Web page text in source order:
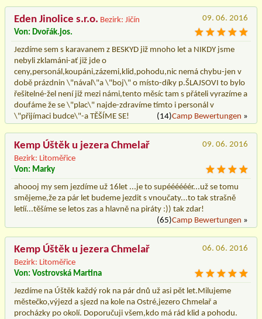
Eden Jinolice s.r.o. Bezirk: Jičín
09. 06. 2016
Von: Dvořák.jos.
Jezdíme sem s karavanem z BESKYD již mnoho let a NIKDY jsme
nebyli zklamáni-ať již jde o
ceny,personál,koupáni,zázemi,klid,pohodu,nic nemá chybu-jen v
době prázdnin \"nával\"a \"boj\" o místo-díky p.ŠLAJSOVI to bylo
řešitelné-žel není již mezi námi,tento měsíc tam s přáteli vyrazíme a
doufáme že se \"plac\" najde-zdravíme tímto i personál v
\"přijímaci budce\"-a TĚŠÍME SE!
(14)Camp Bewertungen »
Kemp Úštěk u jezera Chmelař
Bezirk: Litoměřice
09. 06. 2016
Von: Marky
ahoooj my sem jezdíme už 16let ...je to supéééééér...už se tomu
smějeme,že za pár let budeme jezdit s vnoučaty...to tak strašně
letíí...těšíme se letos zas a hlavně na piráty :)) tak zdar!
(65)Camp Bewertungen »
Kemp Úštěk u jezera Chmelař
Bezirk: Litoměřice
06. 06. 2016
Von: Vostrovská Martina
Jezdíme na Úštěk každý rok na pár dnů už asi pět let.Milujeme
městečko,výjezd a sjezd na kole na Ostré,jezero Chmelař a
procházky po okolí. Doporučuji všem,kdo má rád klid a pohodu.